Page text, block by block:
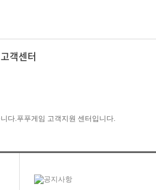
고객센터